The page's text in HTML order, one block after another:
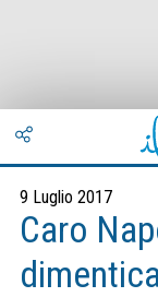
9 Luglio 2017
Caro